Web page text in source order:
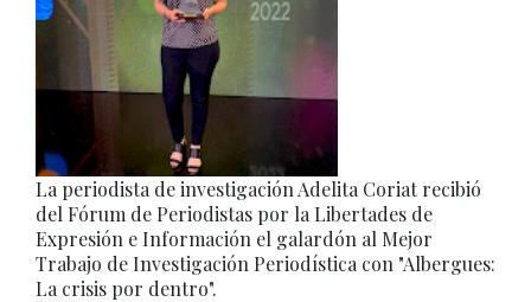
La periodista de investigación Adelita Coriat recibió
del Fórum de Periodistas por la Libertades de
Expresión e Información el galardón al Mejor
Trabajo de Investigación Periodística con "Albergues:
La crisis por dentro".